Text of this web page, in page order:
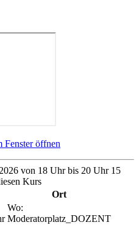
Fenster öffnen
von 18 Uhr bis 20 Uhr 15
Kurs
Ort
Wo:
Moderatorplatz_DOZENT